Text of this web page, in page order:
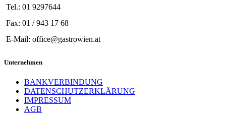
Tel.: 01 9297644
Fax: 01 / 943 17 68
E-Mail: office@gastrowien.at
Unternehmen
BANKVERBINDUNG
DATENSCHUTZERKLÄRUNG
IMPRESSUM
AGB